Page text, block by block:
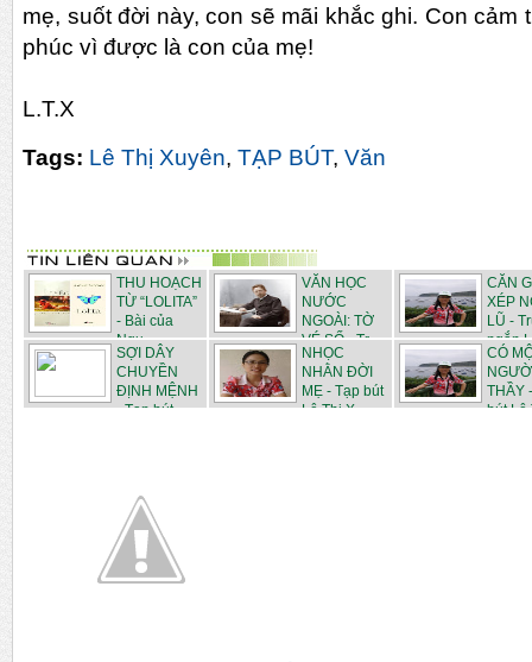
mẹ, suốt đời này, con sẽ mãi khắc ghi. Con cảm
phúc vì được là con của mẹ!
L.T.X
Tags: Lê Thị Xuyên, TẠP BÚT, Văn
THU HOẠCH
TỪ “LOLITA”
- Bài của
Ngu...
VĂN HỌC
NƯỚC
NGOÀI: TỜ
VÉ SỐ - Tr...
CĂN
XÉP
LŨ -
ngắn
SỢI DÂY
CHUYỀN
ĐỊNH MỆNH
- Tạp bút ...
NHỌC
NHẰN ĐỜI
MẸ - Tạp bút
Lê Thị X...
CÓ
THẦY
bút Lê